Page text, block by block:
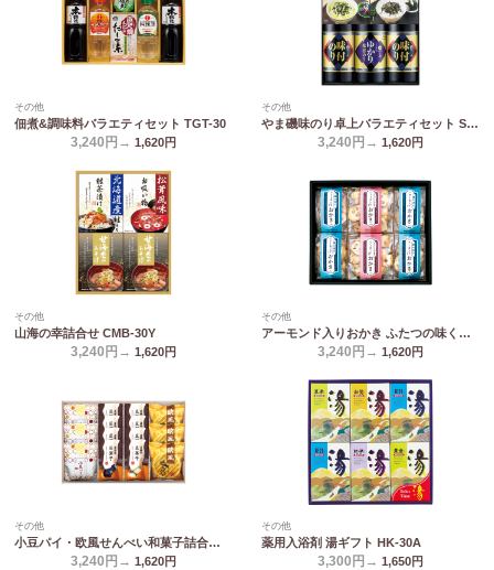
その他
佃煮&調味料バラエティセット TGT-30
3,240円→ 1,620円
その他
やま磯味のり卓上バラエティセット SVG-C
3,240円→ 1,620円
その他
山海の幸詰合せ CMB-30Y
3,240円→ 1,620円
その他
アーモンド入りおかき ふたつの味くらべ MY-30
3,240円→ 1,620円
その他
小豆パイ・欧風せんべい和菓子詰合せ DW-30R
3,240円→ 1,620円
その他
薬用入浴剤 湯ギフト HK-30A
3,300円→ 1,650円